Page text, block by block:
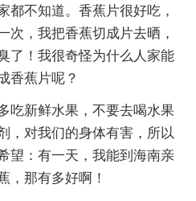
都不知道。香蕉片很好吃，
次，我把香蕉切成片去晒，
了！我很奇怪为什么人家能
香蕉片呢？
吃新鲜水果，不要去喝水果
，对我们的身体有害，所以
望：有一天，我能到海南亲
，那有多好啊！